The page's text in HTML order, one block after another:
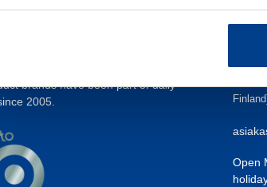
importing and marketing
high-quality and innovative
brands have been part of daily
2005.
from
from a
Open